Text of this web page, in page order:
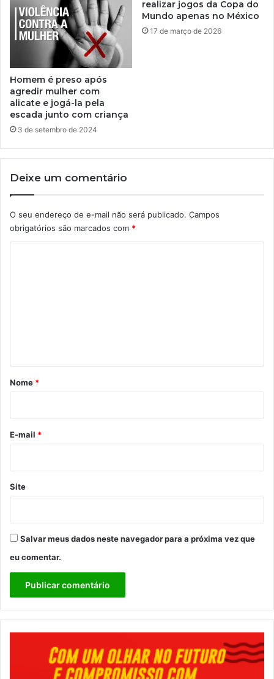
Homem é preso após
agredir mulher com
alicate e jogá-la pela
escada junto com criança
3 de setembro de 2024
realizar jogos da Copa do
Mundo apenas no México
17 de março de 2026
Deixe um comentário
O seu endereço de e-mail não será publicado. Campos
obrigatórios são marcados com *
r
*
Nome *
E-mail *
Site
Salvar meus dados neste navegador para a próxima vez que
eu comentar.